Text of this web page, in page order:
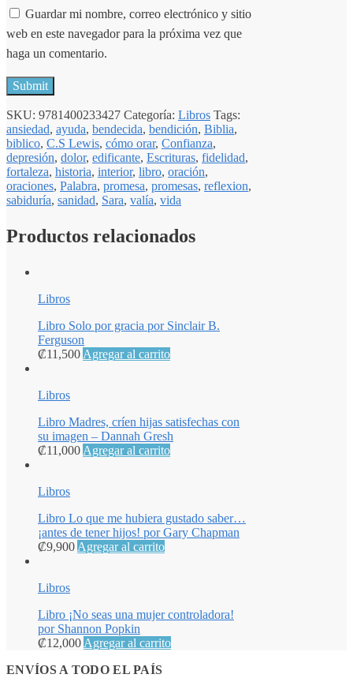
Guardar mi nombre, correo electrónico y sitio
web en este navegador para la próxima vez que
haga un comentario.
SKU: 9781400233427 Categoría: Libros Tags:
ansiedad, ayuda, bendecida, bendición, Biblia,
biblico, C.S Lewis, cómo orar, Confianza,
depresión, dolor, edificante, Escrituras, fidelidad,
fortaleza, historia, interior, libro, oración,
oraciones, Palabra, promesa, promesas, reflexion,
sabiduría, sanidad, Sara, valía, vida
Productos relacionados
Libros
Libro Solo por gracia por Sinclair B.
Ferguson
₡11,500 Agregar al carrito
Libros
Libro Madres, críen hijas satisfechas con
su imagen – Dannah Gresh
₡11,000 Agregar al carrito
Libros
Libro Lo que me hubiera gustado saber…
¡antes de tener hijos! por Gary Chapman
₡9,900 Agregar al carrito
Libros
Libro ¡No seas una mujer controladora!
por Shannon Popkin
₡12,000 Agregar al carrito
ENVÍOS A TODO EL PAÍS